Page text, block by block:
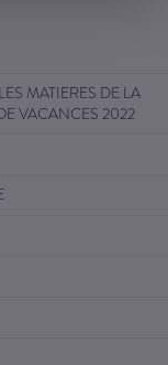
MATIERES DE LA
VACANCES 2022